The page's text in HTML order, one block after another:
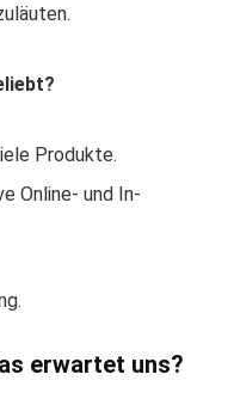
Produkte.
Online- und In-
erwartet uns?